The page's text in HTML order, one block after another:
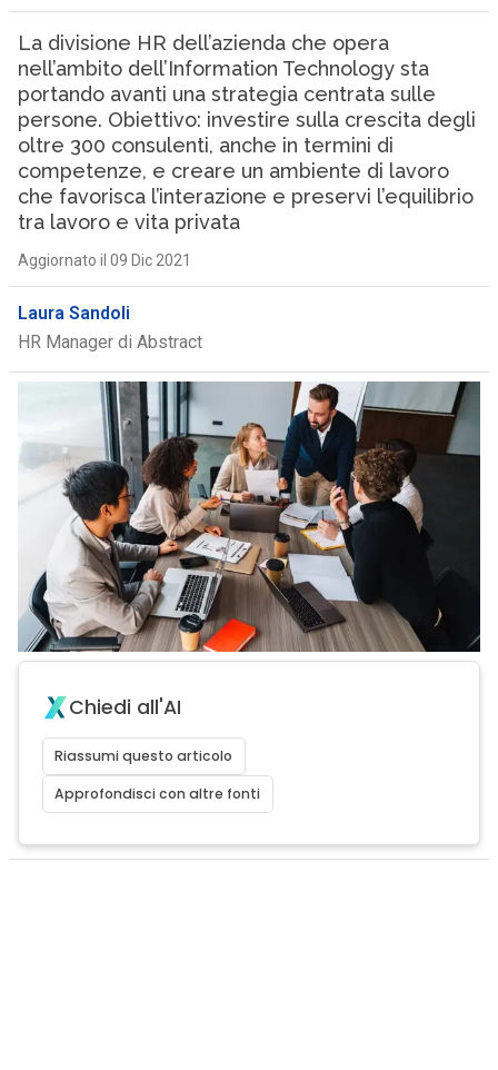
La divisione HR dell’azienda che opera
nell’ambito dell’Information Technology sta
portando avanti una strategia centrata sulle
persone. Obiettivo: investire sulla crescita degli
oltre 300 consulenti, anche in termini di
competenze, e creare un ambiente di lavoro
che favorisca l’interazione e preservi l’equilibrio
tra lavoro e vita privata
Aggiornato il 09 Dic 2021
Laura Sandoli
HR Manager di Abstract
Chiedi all'AI
Riassumi questo articolo
Approfondisci con altre fonti